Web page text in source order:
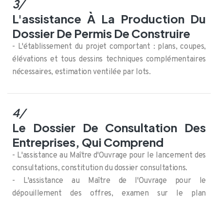
3/
L'assistance À La Production Du
Dossier De Permis De Construire
- L'établissement du projet comportant : plans, coupes,
élévations et tous dessins techniques complémentaires
nécessaires, estimation ventilée par lots.
4/
Le Dossier De Consultation Des
Entreprises, Qui Comprend
- L'assistance au Maître d'Ouvrage pour le lancement des
consultations, constitution du dossier consultations.
- L'assistance au Maître de l'Ouvrage pour le
dépouillement des offres, examen sur le plan